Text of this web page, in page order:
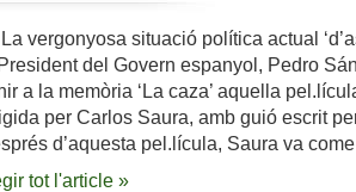
vergonyosa situació política actual
del Govern espanyol, Pedro
a la memòria ‘La caza’ aquella
per Carlos Saura, amb guió escrit
d’aquesta pel.lícula, Saura va
tot l'article »